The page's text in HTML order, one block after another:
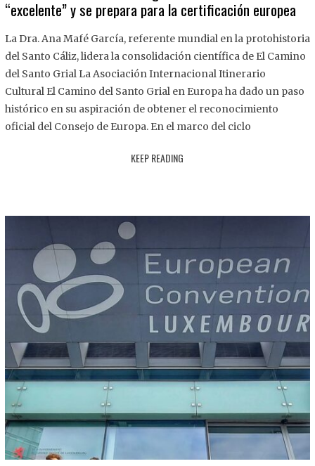
.
8
2
2
“excelente” y se prepara para la certificación europea
La Dra. Ana Mafé García, referente mundial en la protohistoria
del Santo Cáliz, lidera la consolidación científica de El Camino
del Santo Grial La Asociación Internacional Itinerario
Cultural El Camino del Santo Grial en Europa ha dado un paso
histórico en su aspiración de obtener el reconocimiento
oficial del Consejo de Europa. En el marco del ciclo
KEEP READING